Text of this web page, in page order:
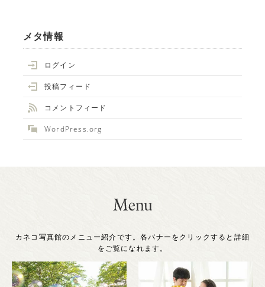
メタ情報
ログイン
投稿フィード
コメントフィード
WordPress.org
カネコ写真館のメニュー紹介です。各バナーをクリックすると詳細
をご覧になれます。